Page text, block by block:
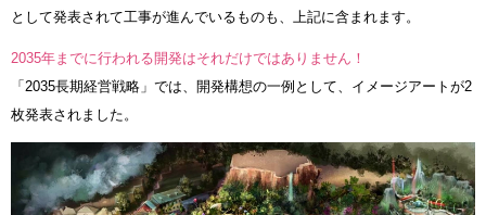
として発表されて工事が進んでいるものも、上記に含まれます。
2035年までに行われる開発はそれだけではありません！
「2035長期経営戦略」では、開発構想の⼀例として、イメージアートが2
枚発表されました。